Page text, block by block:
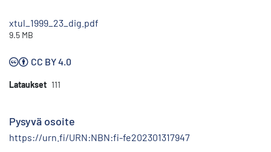
xtul_1999_23_dig.pdf
9.5 MB
CC BY 4.0
Lataukset 111
Pysyvä osoite
https://urn.fi/URN:NBN:fi-fe202301317947